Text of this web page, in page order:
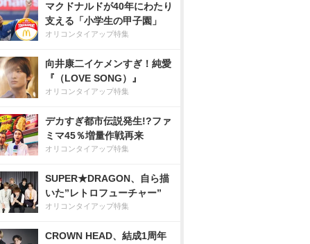
マクドナルドが40年にわたり
支える「小学生の甲子園」
オリコンタイアップ特集
向井康二イケメンすぎ！純愛
『（LOVE SONG）』
オリコンタイアップ特集
デカすぎ都市伝説発生!?ファ
ミマ45％増量作戦再来
オリコンタイアップ特集
SUPER★DRAGON、自ら描
いた”レトロフューチャー”
オリコンタイアップ特集
CROWN HEAD、結成1周年